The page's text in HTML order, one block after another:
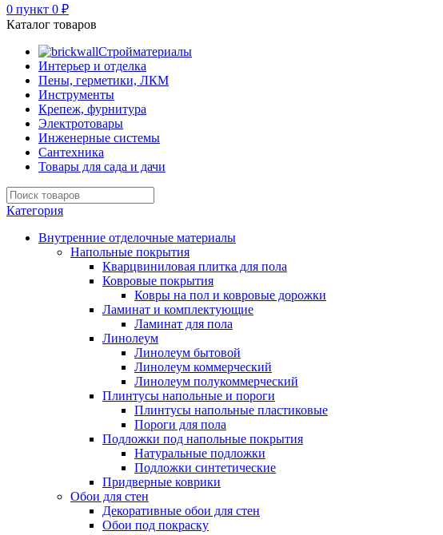
0 пункт 0 ₽
Каталог товаров
Стройматериалы
Интерьер и отделка
Пены, герметики, ЛКМ
Инструменты
Крепеж, фурнитура
Электротовары
Инженерные системы
Сантехника
Товары для сада и дачи
Категория
Внутренние отделочные материалы
Напольные покрытия
Кварцвиниловая плитка для пола
Ковровые покрытия
Ковры на пол и ковровые дорожки
Ламинат и комплектующие
Ламинат для пола
Линолеум
Линолеум бытовой
Линолеум коммерческий
Линолеум полукоммерческий
Плинтусы напольные и пороги
Плинтусы напольные пластиковые
Пороги для пола
Подложки под напольные покрытия
Натуральные подложки
Подложки синтетические
Придверные коврики
Обои для стен
Декоративные обои для стен
Обои под покраску